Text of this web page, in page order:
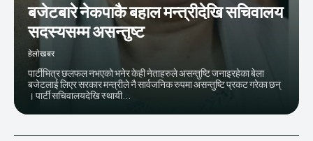
बजेटबारे नेकपाकै बहाल मन्त्रीदेखि सचिवालय
सदस्यसम्म असन्तुष्ट
हेलाेखबर
पार्टीभित्र छलफल नभएको भनेर केही नेताहरुले असन्तुष्टि जनाइरहेका बेला
बजेटलाई लिएर सरकार मन्त्रीले नै सार्वजनिक रुपमा असन्तुष्टि प्रकट गरेका छन्
। पार्टी सचिवालयदेखि स्थायी...